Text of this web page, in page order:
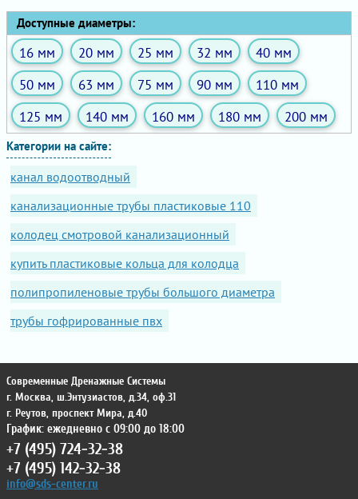
Доступные диаметры:
16 мм 20 мм 25 мм 32 мм
40 мм
50 мм
63 мм 75 мм 90 мм
110 мм
125 мм
140 мм 160 мм 180 мм 200 мм
Категории на сайте:
канал водоотводный
канализационные трубы пластиковые 110
колодец смотровой канализационный
купить пластиковые кольца для колодца
полипропиленовые трубы большого диаметра
трубы гофрированные пвх
Современные Дренажные Системы
г. Москва, ш.Энтузиастов, д.34, оф.31
г. Реутов, проспект Мира, д.40
График: ежедневно с 09:00 до 18:00
+7 (495) 724-32-38
+7 (495) 142-32-38
info@sds-center.ru